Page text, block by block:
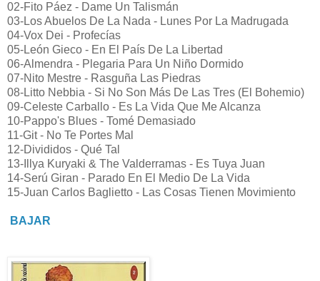
02-Fito Páez - Dame Un Talismán
03-Los Abuelos De La Nada - Lunes Por La Madrugada
04-Vox Dei - Profecías
05-León Gieco - En El País De La Libertad
06-Almendra - Plegaria Para Un Niño Dormido
07-Nito Mestre - Rasguña Las Piedras
08-Litto Nebbia - Si No Son Más De Las Tres (El Bohemio)
09-Celeste Carballo - Es La Vida Que Me Alcanza
10-Pappo's Blues - Tomé Demasiado
11-Git - No Te Portes Mal
12-Divididos - Qué Tal
13-Illya Kuryaki & The Valderramas - Es Tuya Juan
14-Serú Giran - Parado En El Medio De La Vida
15-Juan Carlos Baglietto - Las Cosas Tienen Movimiento
BAJAR